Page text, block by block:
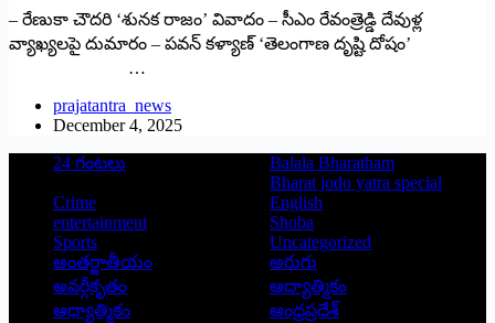
– రేణుకా చౌదరి ‘శునక రాజం’ వివాదం – సీఎం రేవంత్రెడ్డి దేవుళ్ల
వ్యాఖ్యలపై దుమారం – పవన్ కళ్యాణ్ ‘తెలంగాణ దృష్టి దోషం’
…
prajatantra_news
December 4, 2025
24 గంటలు
Balala Bharatham
Bharat jodo yatra special
Crime
English
entertainment
Shoba
Sports
Uncategorized
అంతర్జాతీయం
అరుగు
అవర్గీకృతం
ఆద్యాత్మికం
ఆధ్యాత్మికం
ఆంధ్రప్రదేశ్